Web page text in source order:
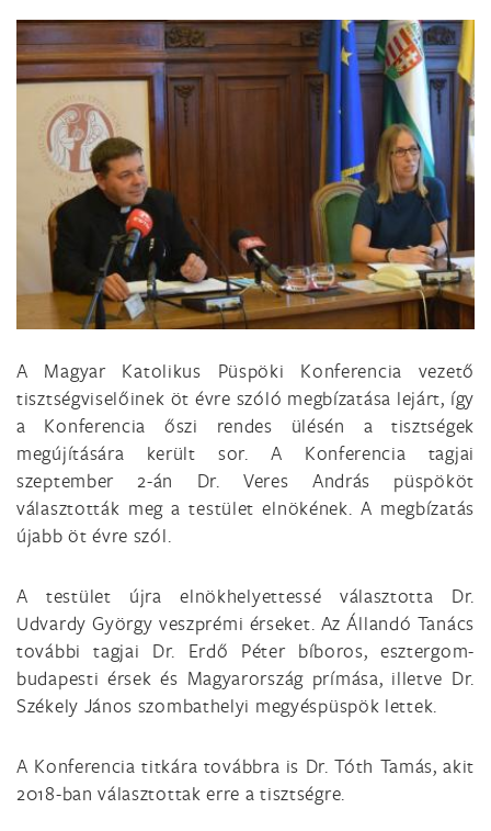
A Magyar Katolikus Püspöki Konferencia vezető
tisztségviselőinek öt évre szóló megbízatása lejárt, így
a Konferencia őszi rendes ülésén a tisztségek
megújítására került sor. A Konferencia tagjai
szeptember 2-án Dr. Veres András püspököt
választották meg a testület elnökének. A megbízatás
újabb öt évre szól.
A testület újra elnökhelyettessé választotta Dr.
Udvardy György veszprémi érseket. Az Állandó Tanács
további tagjai Dr. Erdő Péter bíboros, esztergom-
budapesti érsek és Magyarország prímása, illetve Dr.
Székely János szombathelyi megyéspüspök lettek.
A Konferencia titkára továbbra is Dr. Tóth Tamás, akit
2018-ban választottak erre a tisztségre.